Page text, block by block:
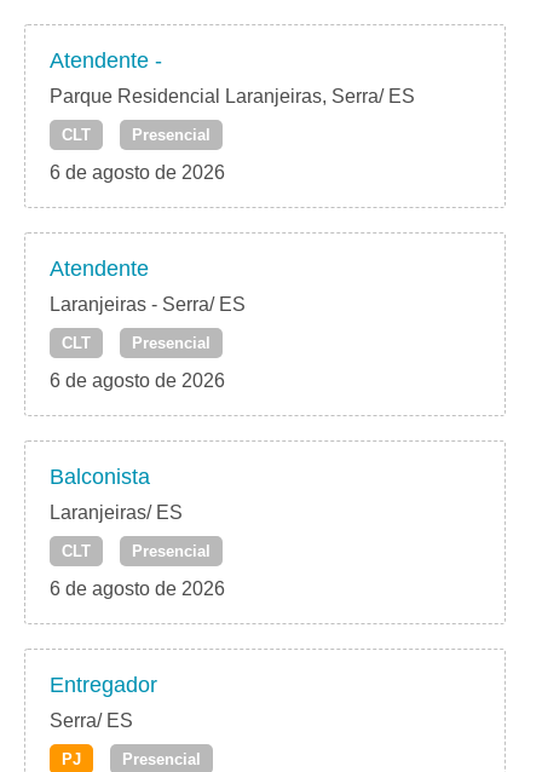
Atendente -
Parque Residencial Laranjeiras, Serra/ ES
CLT Presencial
6 de agosto de 2026
Atendente
Laranjeiras - Serra/ ES
CLT Presencial
6 de agosto de 2026
Balconista
Laranjeiras/ ES
CLT Presencial
6 de agosto de 2026
Entregador
Serra/ ES
PJ Presencial